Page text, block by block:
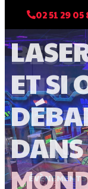
02 51 29 05
ET SI